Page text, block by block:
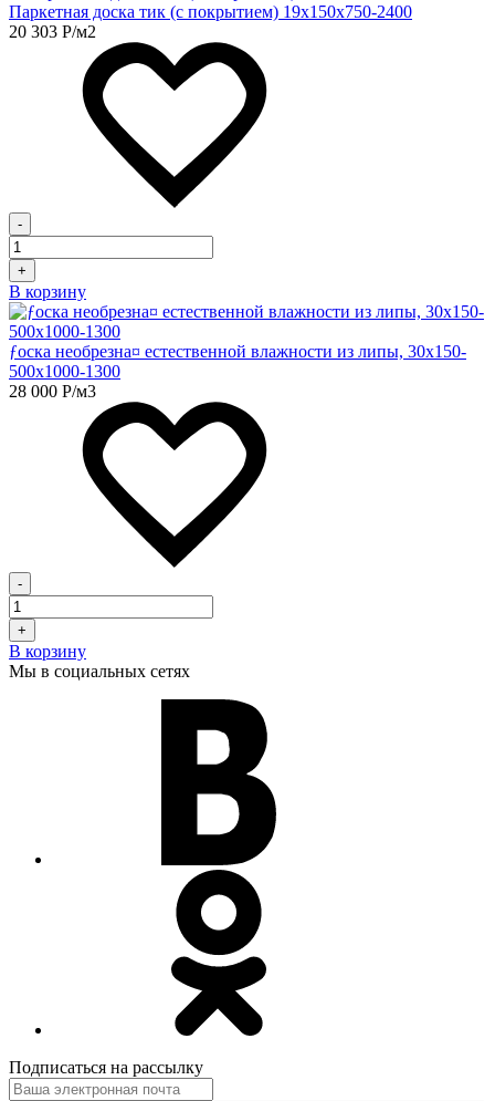
Паркетная доска тик (с покрытием) 19х150х750-2400
20 303 Р/м2
-
+
В корзину
ƒоска необрезна¤ естественной влажности из липы, 30х150-
500х1000-1300
28 000 Р/м3
-
+
В корзину
Мы в социальных сетях
Подписаться на рассылку